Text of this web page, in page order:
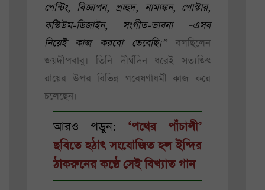
পেন্টিং, বিজ্ঞাপন, প্রচ্ছদ, নামাঙ্কন, পোস্টার,
কস্টিউম-ডিজাইন, সংগীত-ভাবনা –এসব
নিয়েই কাজ করবো ভেবেছি।”বলছিলেন
জয়দীপবাবু। তিনি দীর্ঘদিন ধরেই সত্যজিৎ
রায়ের উপর বিভিন্ন গবেষণাধর্মী কাজ করে
চলেছেন।
আরও পড়ুন: ‘পথের পাঁচালী’
ছবিতে হঠাৎ সংযোজিত হল ইন্দির
ঠাকরুনের কণ্ঠে সেই বিখ্যাত গান